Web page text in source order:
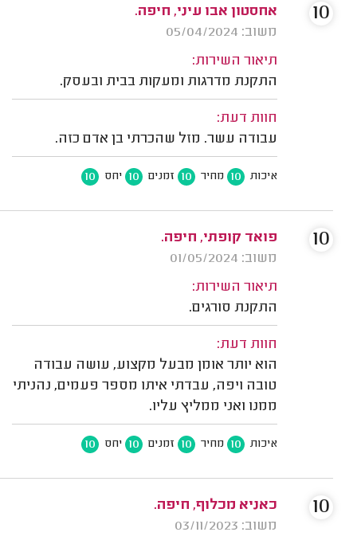
אחסטון אבו עיני, חיפה.
משוב: 05/04/2024
תיאור השירות:
התקנת מדרגות ומעקות בבית ובעסק.
חוות דעת:
עבודה עשר. מזל שהכרתי בן אדם כזה.
איכות 10 מחיר 10 זמנים 10 יחס 10
10
פואד קופתי, חיפה.
משוב: 01/05/2024
תיאור השירות:
התקנת סורגים.
חוות דעת:
הוא יותר אומן מבעל מקצוע, עושה עבודה
טובה ויפה, עבדתי איתו מספר פעמים, נהניתי
ממנו ואני ממליץ עליו.
איכות 10 מחיר 10 זמנים 10 יחס 10
10
כאניא מכלוף, חיפה.
משוב: 03/11/2023
10